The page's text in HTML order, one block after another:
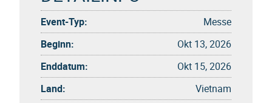
Event-Typ:
Messe
Beginn:
Okt 13, 2026
Enddatum:
Okt 15, 2026
Land:
Vietnam